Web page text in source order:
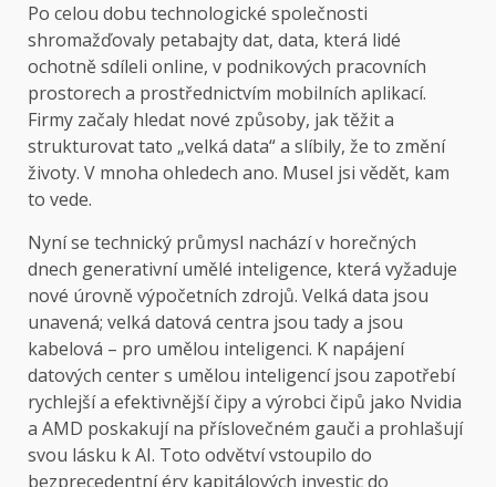
Po celou dobu technologické společnosti
shromažďovaly petabajty dat, data, která lidé
ochotně sdíleli online, v podnikových pracovních
prostorech a prostřednictvím mobilních aplikací.
Firmy začaly hledat nové způsoby, jak těžit a
strukturovat tato „velká data“ a slíbily, že to změní
životy. V mnoha ohledech ano. Musel jsi vědět, kam
to vede.
Nyní se technický průmysl nachází v horečných
dnech generativní umělé inteligence, která vyžaduje
nové úrovně výpočetních zdrojů. Velká data jsou
unavená; velká datová centra jsou tady a jsou
kabelová – pro umělou inteligenci. K napájení
datových center s umělou inteligencí jsou zapotřebí
rychlejší a efektivnější čipy a výrobci čipů jako Nvidia
a AMD poskakují na příslovečném gauči a prohlašují
svou lásku k AI. Toto odvětví vstoupilo do
bezprecedentní éry kapitálových investic do